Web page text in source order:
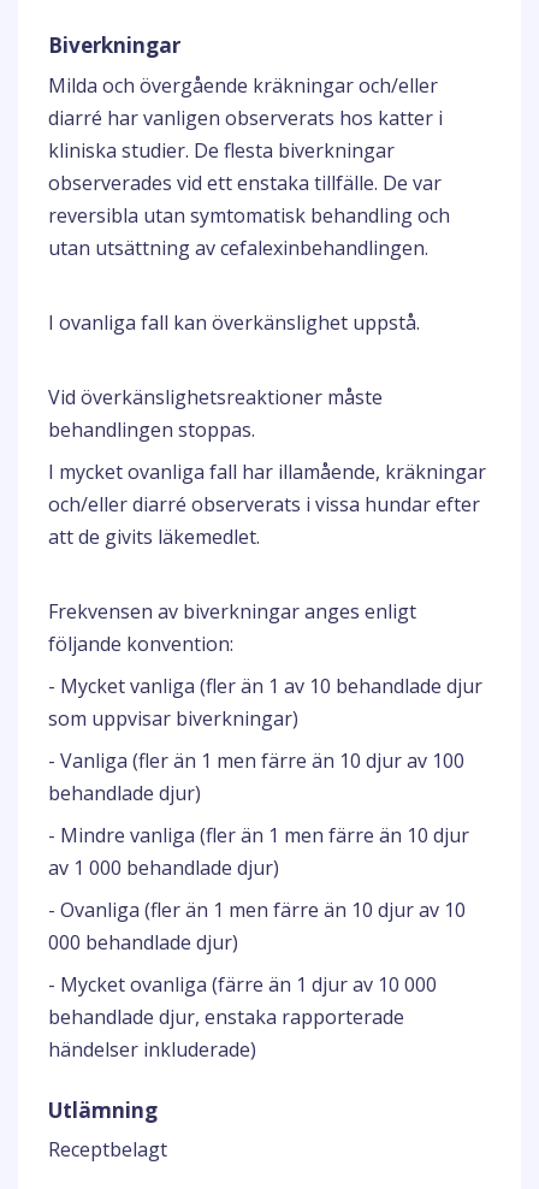
Biverkningar
Milda och övergående kräkningar och/eller
diarré har vanligen observerats hos katter i
kliniska studier. De flesta biverkningar
observerades vid ett enstaka tillfälle. De var
reversibla utan symtomatisk behandling och
utan utsättning av cefalexinbehandlingen.
I ovanliga fall kan överkänslighet uppstå.
Vid överkänslighetsreaktioner måste
behandlingen stoppas.
I mycket ovanliga fall har illamående, kräkningar
och/eller diarré observerats i vissa hundar efter
att de givits läkemedlet.
Frekvensen av biverkningar anges enligt
följande konvention:
- Mycket vanliga (fler än 1 av 10 behandlade djur
som uppvisar biverkningar)
- Vanliga (fler än 1 men färre än 10 djur av 100
behandlade djur)
- Mindre vanliga (fler än 1 men färre än 10 djur
av 1 000 behandlade djur)
- Ovanliga (fler än 1 men färre än 10 djur av 10
000 behandlade djur)
- Mycket ovanliga (färre än 1 djur av 10 000
behandlade djur, enstaka rapporterade
händelser inkluderade)
Utlämning
Receptbelagt